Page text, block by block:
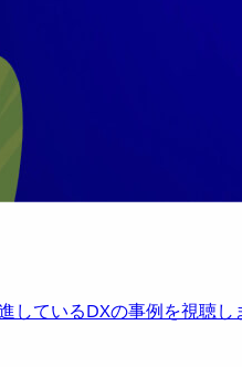
しているDXの事例を視聴し